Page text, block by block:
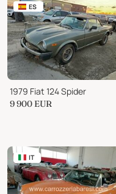
ES
1979 Fiat 124 Spider
9 900 EUR
IT